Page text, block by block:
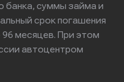
банка, суммы займа и
срок погашения
месяцев. При этом
автоцентром